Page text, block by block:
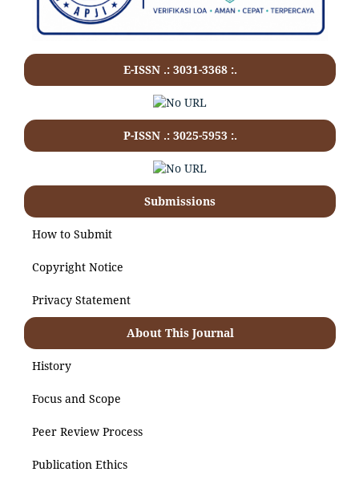
E-ISSN .: 3031-3368:.
P-ISSN .: 3025-5953 :.
Submissions
How to Submit
Copyright Notice
Privacy Statement
About This Journal
History
Focus and Scope
Peer Review Process
Publication Ethics